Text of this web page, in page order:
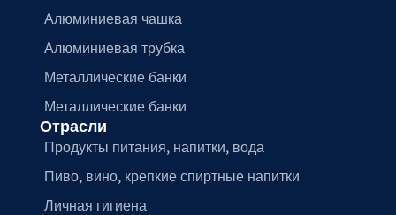
Алюминиевая чашка
Алюминиевая трубка
Металлические банки
Металлические банки
Отрасли
Продукты питания, напитки, вода
Пиво, вино, крепкие спиртные напитки
Личная гигиена